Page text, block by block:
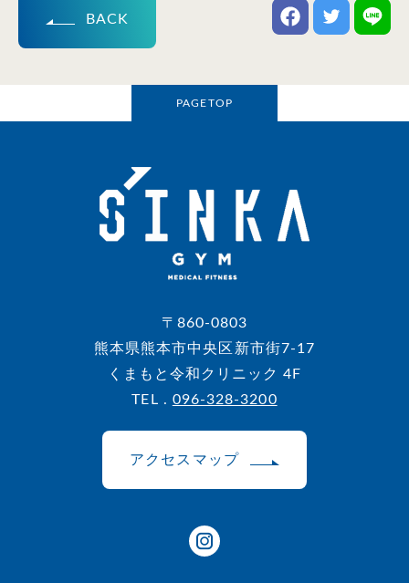
BACK
〒860-0803
熊本県熊本市中央区新市街7-17
くまもと令和クリニック 4F
TEL . 096-328-3200
アクセスマップ
PAGETOP